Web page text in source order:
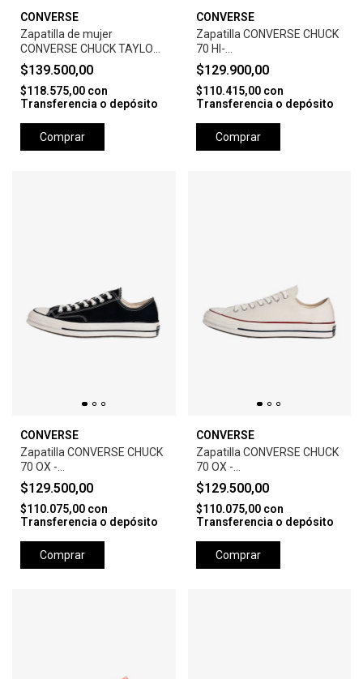
CONVERSE
Zapatilla de mujer
CONVERSE CHUCK TAYLOR
ALL STAR PLATTFORM
LEATTHER-BLACK/WHITE
$139.500,00
$118.575,00 con
Transferencia o depósito
Comprar
CONVERSE
Zapatilla CONVERSE CHUCK
70 HI-
PACHMENT/WHITE/EG
$129.900,00
$110.415,00 con
Transferencia o depósito
Comprar
CONVERSE
Zapatilla CONVERSE CHUCK
70 OX -
BLACK/WHITE/EGRET
$129.500,00
$110.075,00 con
Transferencia o depósito
Comprar
CONVERSE
Zapatilla CONVERSE CHUCK
70 OX -
PARCHMENT/WHITE/EGRET
$129.500,00
$110.075,00 con
Transferencia o depósito
Comprar